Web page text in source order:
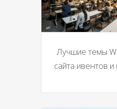
Лучшие темы
сайта ивентов